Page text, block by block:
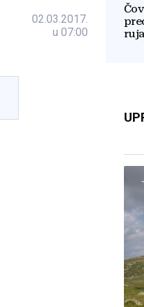
02.03.2017.
u 07:00